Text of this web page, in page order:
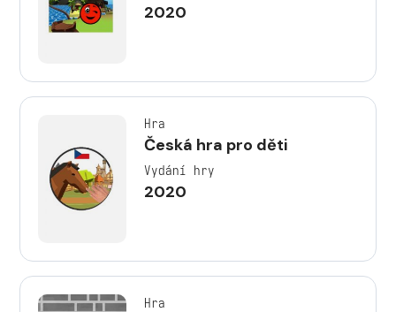
2020
Hra
Česká hra pro děti
Vydání hry
2020
Hra